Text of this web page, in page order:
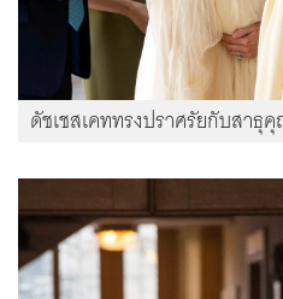
ดัชเชสเคททรงปราศรัยกับสาธุ